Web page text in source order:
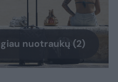
nuotraukų (2)